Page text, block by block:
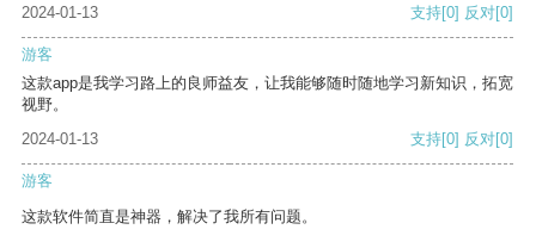
2024-01-13 支持[0] 反对[0]
游客
这款app是我学习路上的良师益友，让我能够随时随地学习新知识，拓宽
视野。
2024-01-13
支持[0] 反对[0]
游客
这款软件简直是神器，解决了我所有问题。